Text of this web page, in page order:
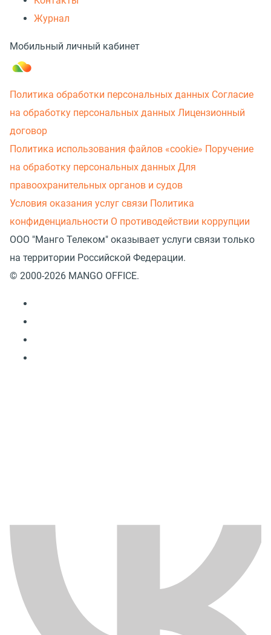
Журнал
Мобильный личный кабинет
Политика обработки персональных данных Согласие
на обработку персональных данных Лицензионный
договор
Политика использования файлов «cookie» Поручение
на обработку персональных данных Для
правоохранительных органов и судов
Условия оказания услуг связи Политика
конфиденциальности О противодействии коррупции
ООО "Манго Телеком" оказывает услуги связи только
на территории Российской Федерации.
© 2000-2026 MANGO OFFICE.